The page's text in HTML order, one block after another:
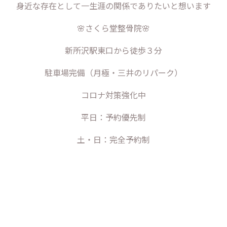
身近な存在として一生涯の関係でありたいと想います
🌸さくら堂整骨院🌸
新所沢駅東口から徒歩３分
駐車場完備（月極・三井のリパーク）
コロナ対策強化中
平日：予約優先制
土・日：完全予約制